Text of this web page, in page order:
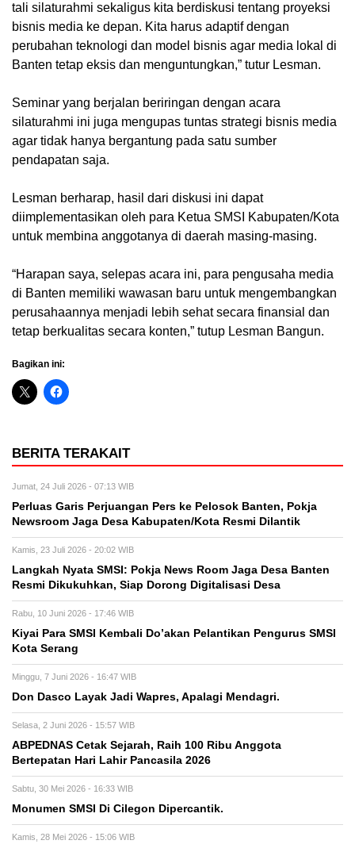
tali silaturahmi sekaligus kita berdiskusi tentang proyeksi
bisnis media ke depan. Kita harus adaptif dengan
perubahan teknologi dan model bisnis agar media lokal di
Banten tetap eksis dan menguntungkan,” tutur Lesman.
Seminar yang berjalan beriringan dengan acara
silaturahmi ini juga mengupas tuntas strategi bisnis media
agar tidak hanya bergantung pada satu sumber
pendapatan saja.
Lesman berharap, hasil dari diskusi ini dapat
diimplementasikan oleh para Ketua SMSI Kabupaten/Kota
untuk membina anggotanya di daerah masing-masing.
“Harapan saya, selepas acara ini, para pengusaha media
di Banten memiliki wawasan baru untuk mengembangkan
perusahaannya menjadi lebih sehat secara finansial dan
tetap berkualitas secara konten,” tutup Lesman Bangun.
Bagikan ini:
BERITA TERAKAIT
Jumat, 24 Juli 2026 - 07:13 WIB
Perluas Garis Perjuangan Pers ke Pelosok Banten, Pokja
Newsroom Jaga Desa Kabupaten/Kota Resmi Dilantik
Kamis, 23 Juli 2026 - 20:02 WIB
Langkah Nyata SMSI: Pokja News Room Jaga Desa Banten
Resmi Dikukuhkan, Siap Dorong Digitalisasi Desa
Rabu, 10 Juni 2026 - 17:46 WIB
Kiyai Para SMSI Kembali Do’akan Pelantikan Pengurus SMSI
Kota Serang
Minggu, 7 Juni 2026 - 16:47 WIB
Don Dasco Layak Jadi Wapres, Apalagi Mendagri.
Selasa, 2 Juni 2026 - 15:57 WIB
ABPEDNAS Cetak Sejarah, Raih 100 Ribu Anggota
Bertepatan Hari Lahir Pancasila 2026
Sabtu, 30 Mei 2026 - 16:33 WIB
Monumen SMSI Di Cilegon Dipercantik.
Kamis, 28 Mei 2026 - 15:06 WIB